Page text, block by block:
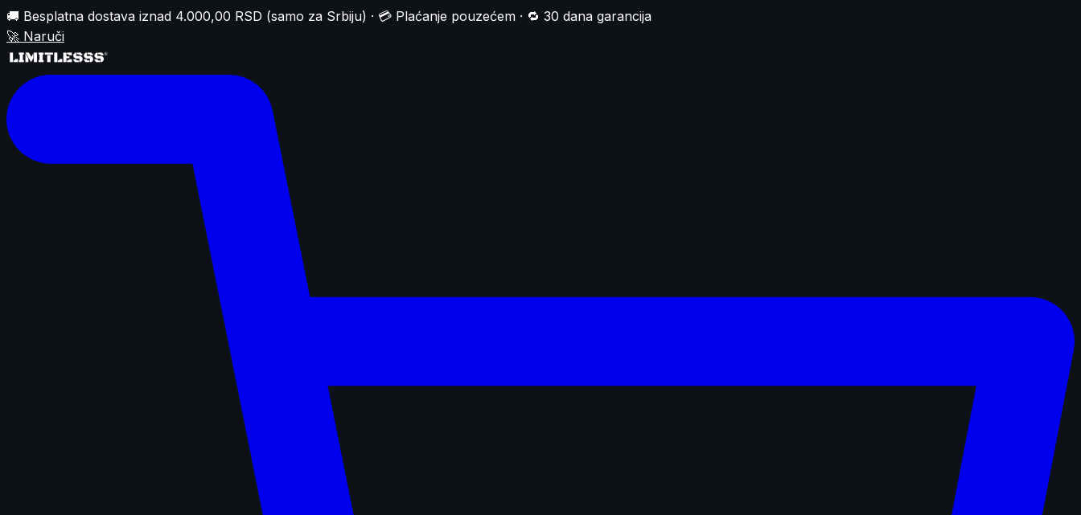
🚚 Besplatna dostava iznad 4.000,00 RSD (samo za Srbiju) · 💳 Plaćanje pouzećem · 🔁 30 dana garancija
🚀 Naruči